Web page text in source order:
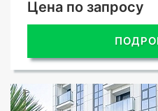
Цена по запросу